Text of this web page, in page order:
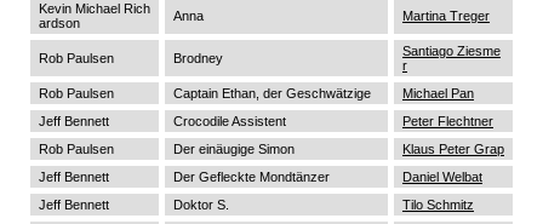
Kevin Michael Rich
ardson
Anna Martina Treger
Rob Paulsen Brodney
Santiago Ziesme
r
Rob Paulsen
Captain Ethan, der Geschwätzige
Michael Pan
Jeff Bennett
Crocodile Assistent
Peter Flechtner
Rob Paulsen
Der einäugige Simon
Klaus Peter Grap
Jeff Bennett
Der Gefleckte Mondtänzer
Daniel Welbat
Jeff Bennett
Doktor S.
Tilo Schmitz